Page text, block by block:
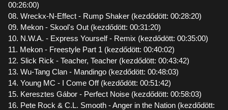
00:26:00)
08. Wreckx-N-Effect - Rump Shaker (kezdődött: 00:28:20)
09. Mekon - Skool's Out (kezdődött: 00:31:20)
10. N.W.A. - Express Yourself - Remix (kezdődött: 00:35:00)
11. Mekon - Freestyle Part 1 (kezdődött: 00:40:02)
12. Slick Rick - Teacher, Teacher (kezdődött: 00:43:42)
13. Wu-Tang Clan - Mandingo (kezdődött: 00:48:03)
14. Young MC - I Come Off (kezdődött: 00:51:42)
15. Keresztes Gábor - Perfect Noise (kezdődött: 00:58:03)
16. Pete Rock & C.L. Smooth - Anger in the Nation (kezdődött: